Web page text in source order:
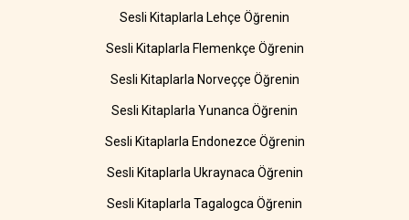
Sesli Kitaplarla Lehçe Öğrenin
Sesli Kitaplarla Flemenkçe Öğrenin
Sesli Kitaplarla Norveççe Öğrenin
Sesli Kitaplarla Yunanca Öğrenin
Sesli Kitaplarla Endonezce Öğrenin
Sesli Kitaplarla Ukraynaca Öğrenin
Sesli Kitaplarla Tagalogca Öğrenin